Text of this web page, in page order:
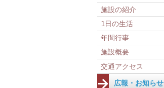
施設の紹介
1日の生活
年間行事
施設概要
交通アクセス
広報・お知らせ